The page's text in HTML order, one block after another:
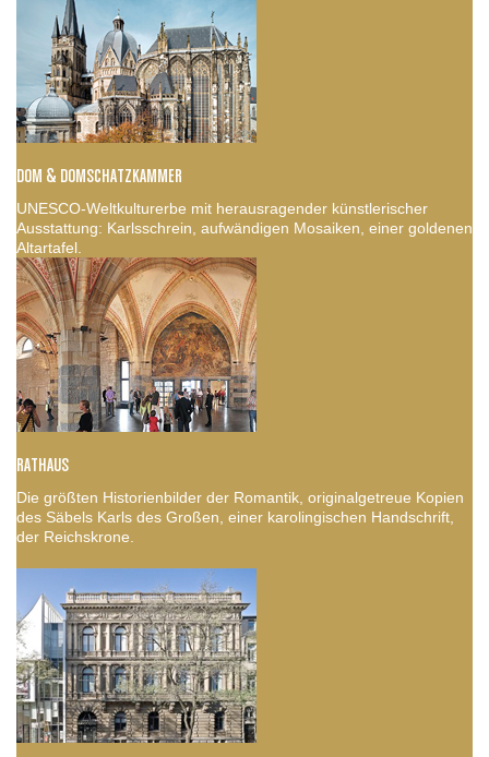
DOM & DOMSCHATZKAMMER
UNESCO-Weltkulturerbe mit herausragender künstlerischer
Ausstattung: Karlsschrein, aufwändigen Mosaiken, einer goldenen
Altartafel.
RATHAUS
Die größten Historienbilder der Romantik, originalgetreue Kopien
des Säbels Karls des Großen, einer karolingischen Handschrift,
der Reichskrone.